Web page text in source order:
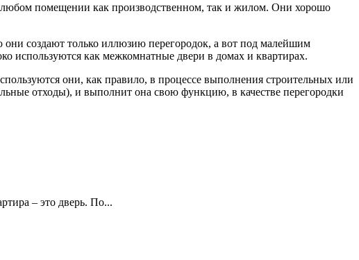
любом помещении как производственном, так и жилом. Они хорошо
они создают только иллюзию перегородок, а вот под малейшим
используются как межкомнатные двери в домах и квартирах.
они, как правило, в процессе выполнения строительных или
отходы), и выполнит она свою функцию, в качестве перегородки
– это дверь. По...